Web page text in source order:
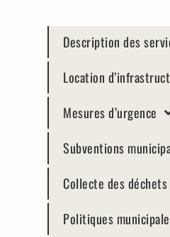
Description des
Location
Mesures d’urgence
Subventions
Collecte des déchets
Politiques